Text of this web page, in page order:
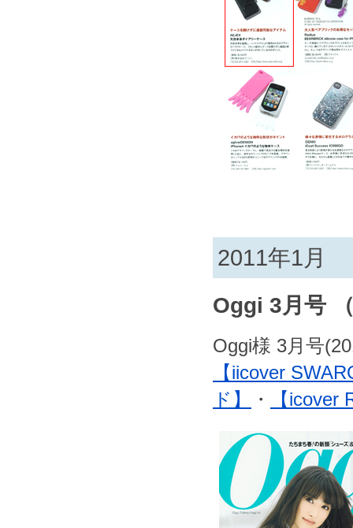
2011年1月
Oggi 3月号
Oggi様 3月号
【iicover
ド】
・ 【icover